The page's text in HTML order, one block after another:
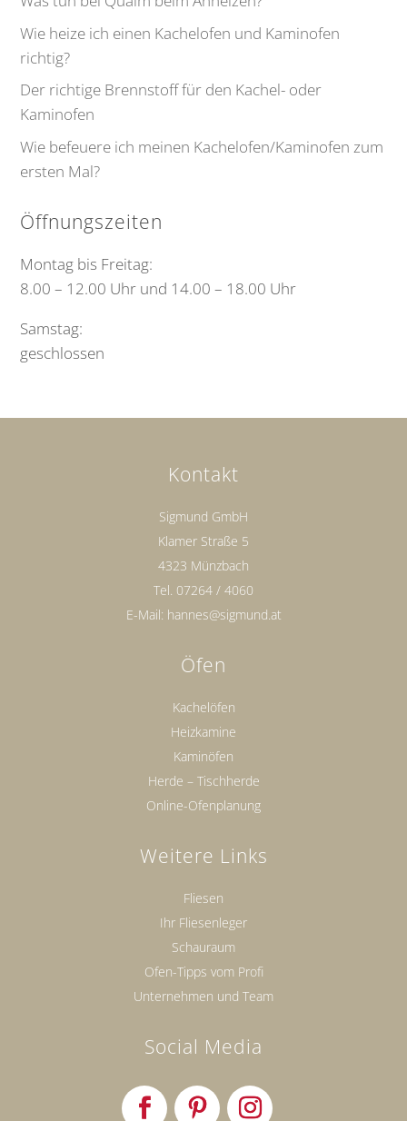
Wie heize ich einen Kachelofen und Kaminofen
richtig?
Der richtige Brennstoff für den Kachel- oder
Kaminofen
Wie befeuere ich meinen Kachelofen/Kaminofen zum
ersten Mal?
Öffnungszeiten
Montag bis Freitag:
8.00 – 12.00 Uhr und 14.00 – 18.00 Uhr
Samstag:
geschlossen
Kontakt
Sigmund GmbH
Klamer Straße 5
4323 Münzbach
Tel. 07264 / 4060
E-Mail: hannes@sigmund.at
Öfen
Kachelöfen
Heizkamine
Kaminöfen
Herde – Tischherde
Online-Ofenplanung
Weitere Links
Fliesen
Ihr Fliesenleger
Schauraum
Ofen-Tipps vom Profi
Unternehmen und Team
Social Media